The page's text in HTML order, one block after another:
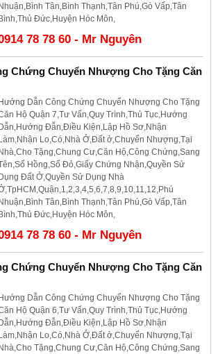
Tân,Bình Thạnh,Tân Phú,Gò Vấp,Tân
Đức,Huyện Hóc Môn,
78 78 60 - Mr Nguyên
Chứng Chuyển Nhượng Cho Tặng Căn
Dẫn Công Chứng Chuyển Nhượng Cho Tặng
Hộ Quận 7,Tư Vấn,Quy Trình,Thủ Tục,Hướng
Đẫn,Điều Kiện,Lập Hồ Sơ,Nhận
Lo,Có,Nhà Ở,Đất ở,Chuyển Nhượng,Tại
Tặng,Chung Cư,Căn Hộ,Công Chứng,Sang
Hồng,Sổ Đỏ,Giấy Chứng Nhận,Quyền Sử
Đất Ở,Quyền Sử Dụng Nhà
Tân,Bình Thạnh,Tân Phú,Gò Vấp,Tân
Đức,Huyện Hóc Môn,
78 78 60 - Mr Nguyên
Chứng Chuyển Nhượng Cho Tặng Căn
Dẫn Công Chứng Chuyển Nhượng Cho Tặng
Hộ Quận 6,Tư Vấn,Quy Trình,Thủ Tục,Hướng
Đẫn,Điều Kiện,Lập Hồ Sơ,Nhận
Lo,Có,Nhà Ở,Đất ở,Chuyển Nhượng,Tại
Tặng,Chung Cư,Căn Hộ,Công Chứng,Sang